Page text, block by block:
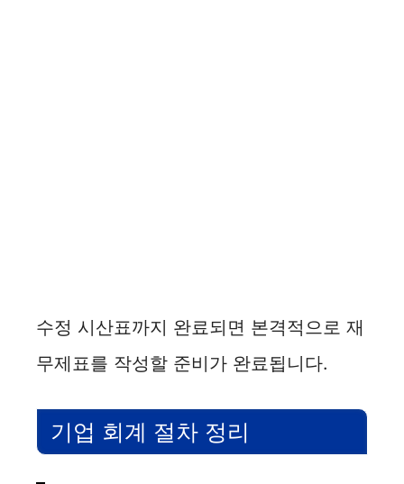
수정 시산표까지 완료되면 본격적으로 재
무제표를 작성할 준비가 완료됩니다.
기업 회계 절차 정리